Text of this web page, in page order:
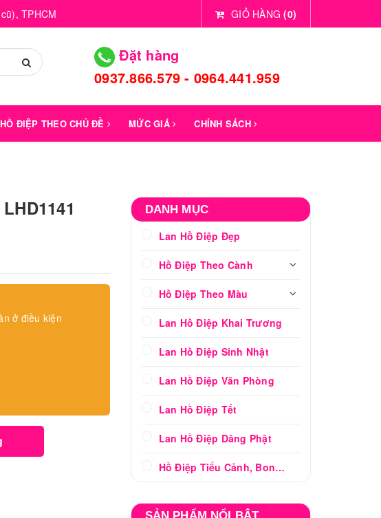
TPHCM GIỎ HÀNG (0)
Đặt hàng
0937.866.579 - 0964.441.959
HỒ ĐIỆP THEO CHỦ ĐỀ MỨC GIÁ CHÍNH SÁCH
ở điều kiện
DANH MỤC
Lan Hồ Điệp Đẹp
Hồ Điệp Theo Cành
Hồ Điệp Theo Màu
Lan Hồ Điệp Khai Trương
Lan Hồ Điệp Sinh Nhật
Lan Hồ Điệp Văn Phòng
Lan Hồ Điệp Tết
Lan Hồ Điệp Dâng Phật
Hồ Điệp Tiểu Cảnh, Bonsai
SẢN PHẨM NỔI BẬT